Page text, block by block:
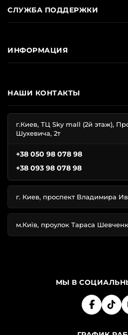
НАШИ КОНТАКТЫ
г.Киев, ТЦ Sky mall (2й этаж),
Шухевича, 2т
+38 050 98 078 98
+38 093 98 078 98
г. Киев, проспект Владимира
м.Київ, проулок Тараса
СЛУЖБА ПОДДЕРЖКИ
ИНФОРМАЦИЯ
МЫ В